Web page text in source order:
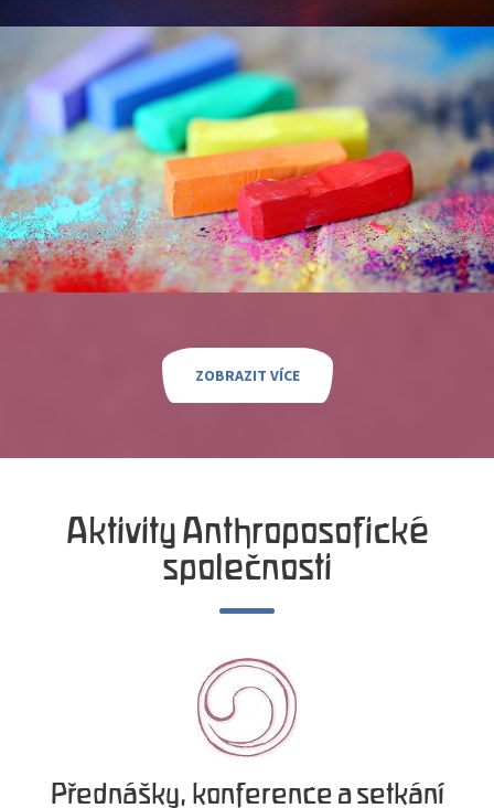
Umění je branou do lidské duše a současně způsobem, jak se s
vlastními duševními silami učit zacházet. Po sto letech
můžeme konstatovat, že anthroposofie zanechala stopu ve
všech oblastech umění: v dramatu, architektuře, hudbě,
výtvarném umění, pohybovém umění i poezii.
ZOBRAZIT VÍCE
Aktivity Anthroposofické
společnosti
Přednášky, konference a setkání